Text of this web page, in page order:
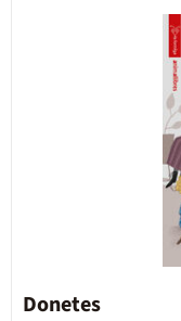
Donetes